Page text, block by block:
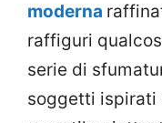
moderna
raffiguri
serie di
soggetti ispirati